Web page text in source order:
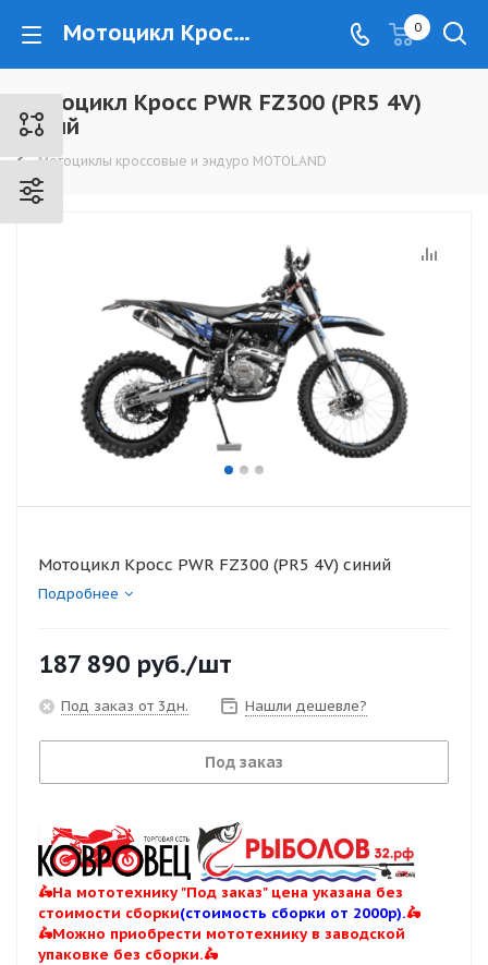
Мотоцикл Кросс PWR FZ300 (PR5 4V) синий - www.kovrovec.ru 0
Мотоцикл Кросс PWR FZ300 (PR5 4V)
синий
Мотоциклы кроссовые и эндуро MOTOLAND
Мотоцикл Кросс PWR FZ300 (PR5 4V) синий
Подробнее
187 890 руб./шт
Под заказ от 3дн. Нашли дешевле?
Под заказ
🛵На мототехнику "Под заказ" цена указана без
стоимости сборки(стоимость сборки от 2000р).🛵
🛵Можно приобрести мототехнику в заводской
упаковке без сборки.🛵